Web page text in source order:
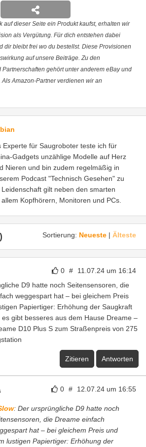
auf dieser Seite ein Produkt kaufst, erhalten wir
als Vergütung. Für dich entstehen dabei
dir bleibt frei wo du bestellst. Diese Provisionen
auf unsere Beiträge. Zu den
gehört unter anderem eBay und
Amazon-Partner verdienen wir an
Experte für Saugroboter teste ich für
Gadgets unzählige Modelle auf Herz
Nieren und bin zudem regelmäßig in
Podcast "Technisch Gesehen" zu
gilt neben den smarten
Kopfhörern, Monitoren und PCs.
Sortierung: Neueste | Älteste
0 # 11.07.24 um 16:14
D9 hatte noch Seitensensoren, die
weggespart hat – bei gleichem Preis
Papiertiger: Erhöhung der Saugkraft
es gibt besseres aus dem Hause Dreame –
D10 Plus S zum Straßenpreis von 275
Zitieren Antworten
0 # 12.07.24 um 16:55
: Der ursprüngliche D9 hatte noch
die Dreame einfach
hat – bei gleichem Preis und
lustigen Papiertiger: Erhöhung der